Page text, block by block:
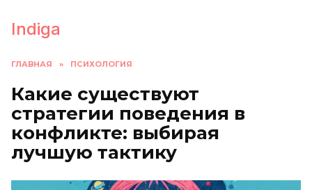
содержанию
Indiga
ГЛАВНАЯ » ПСИХОЛОГИЯ
Какие существуют
стратегии поведения в
конфликте: выбирая
лучшую тактику